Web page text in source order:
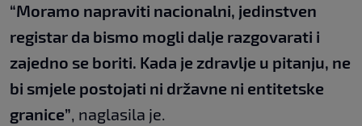
“Moramo napraviti nacionalni, jedinstven
registar da bismo mogli dalje razgovarati i
zajedno se boriti. Kada je zdravlje u pitanju, ne
bi smjele postojati ni državne ni entitetske
granice”, naglasila je.